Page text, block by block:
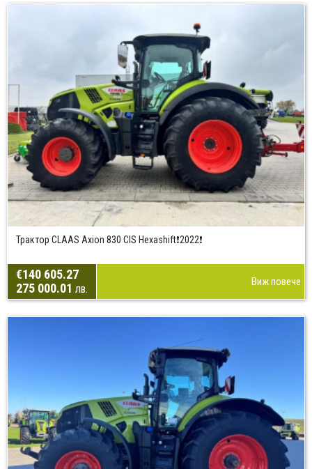
Трактор CLAAS Axion 830 CIS Hexashift❗2022❗
€140 605.27
275 000.01 лв.
Виж повече